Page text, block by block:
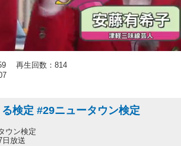
再生回数：814
検定 #29ニュータウン検定
ウン検定
日放送